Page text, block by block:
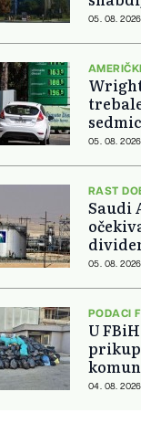
ostaje
05. 08. 2026.
05. 08. 2026.
RAST
Saudi
dolara
05. 08. 2026.
PODACI
U
04. 08. 2026.